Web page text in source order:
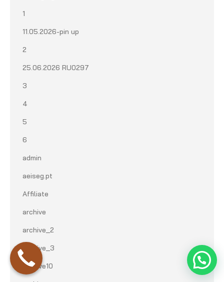
1
11.05.2026-pin up
2
25.06.2026 RU0297
3
4
5
6
admin
aeiseg.pt
Affiliate
archive
archive_2
archive_3
archive10